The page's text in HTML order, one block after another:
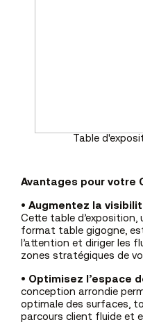
Table
Avantages pour votre
• Augmentez la
Cette table d’exposition,
format table gigogne,
l’attention et diriger les
zones stratégiques de
• Optimisez l’espace
conception arrondie
optimale des surfaces,
parcours client fluide et